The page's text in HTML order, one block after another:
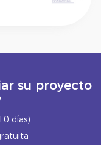
su proyecto
días)